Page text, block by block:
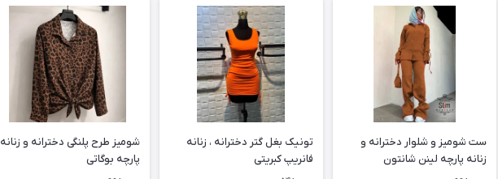
ست شومیز و شلوار دخترانه و
زنانه پارچه لینن شانتون
تونیک بغل گتر دخترانه ، زنانه
فانریپ کبریتی
شومیز طرح پلنگی دخترانه و زنانه
پارچه بوگاتی